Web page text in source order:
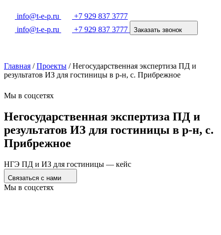
info@t-e-p.ru
+7 929 837 3777
info@t-e-p.ru
+7 929 837 3777 Заказать звонок
Главная /Проекты /Негосударственная экспертиза ПД и
результатов ИЗ для гостиницы в р-н, с. Прибрежное
Мы в соцсетях
Негосударственная экспертиза ПД и
результатов ИЗ для гостиницы в р-н, с.
Прибрежное
НГЭ ПД и ИЗ для гостиницы — кейс
Связаться с нами
Мы в соцсетях